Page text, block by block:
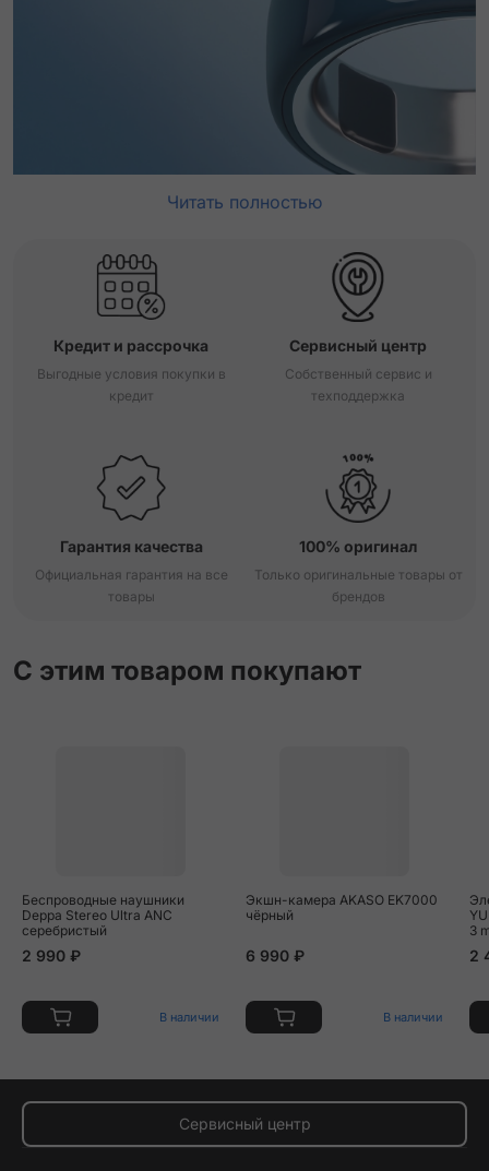
Читать полностью
Кредит и рассрочка
Выгодные условия покупки в
кредит
Сервисный центр
Собственный сервис и
техподдержка
Гарантия качества
Официальная гарантия на все
товары
100% оригинал
Только оригинальные товары от
брендов
С этим товаром покупают
Беспроводные наушники
Deppa Stereo Ultra ANC
серебристый
2 990 ₽
В наличии
Экшн-камера AKASO EK7000
чёрный
6 990 ₽
В наличии
3
2
Сервисный центр